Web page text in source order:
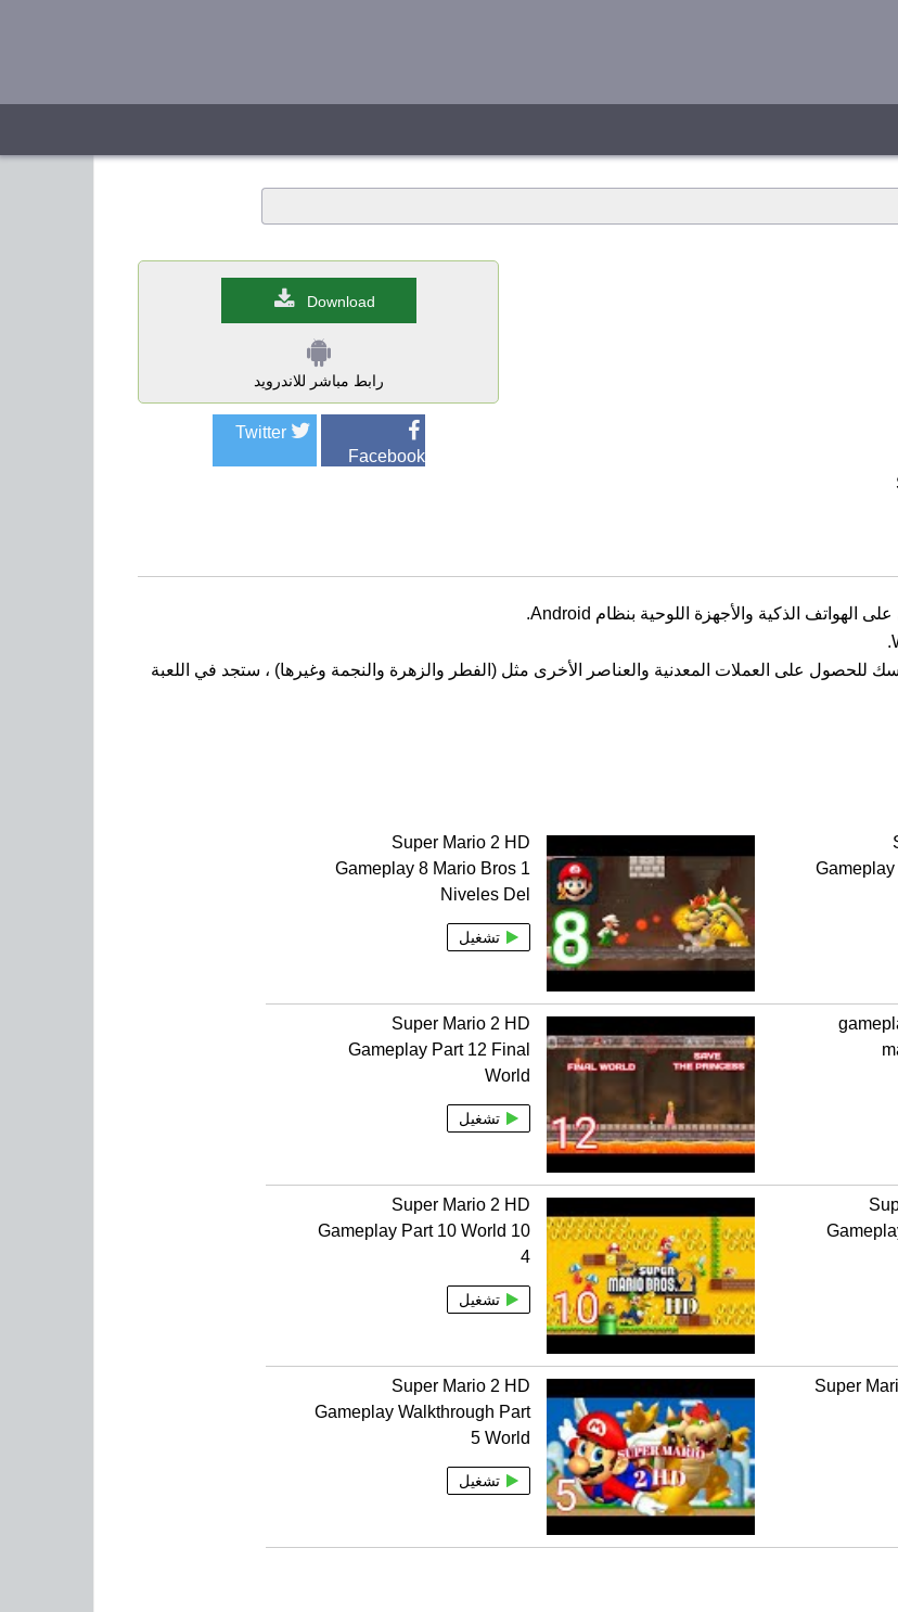
Download
رابط مباشر للاندرويد
Facebook
Twitter
للحصول على العملات المعدنية والعناصر الأخرى مثل (الفطر والزهرة والنجمة وغيرها) ، ستجد في اللعبة
Super Mario 2 HD
Gameplay 8 Mario Bros 1
Niveles Del
تشغيل
Super Mario 2 HD
Gameplay Part 12 Final
World
تشغيل
Super Mario 2 HD
Gameplay Part 10 World 10
4
تشغيل
Super
Super Mario 2 HD
Gameplay Walkthrough Part
5 World
تشغيل